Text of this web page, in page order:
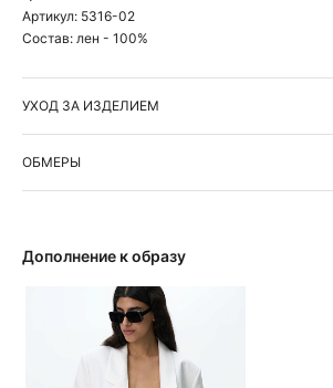
Артикул: 5316-02
Состав: лен - 100%
УХОД ЗА ИЗДЕЛИЕМ
ОБМЕРЫ
Дополнение к образу